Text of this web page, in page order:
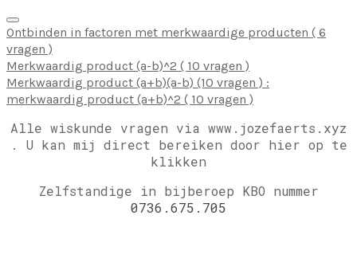
Ontbinden in factoren met merkwaardige producten ( 6
vragen )
Merkwaardig product (a-b)^2 ( 10 vragen )
Merkwaardig product (a+b)(a-b) (10 vragen ) :
merkwaardig product (a+b)^2 ( 10 vragen )
Alle wiskunde vragen via www.jozefaerts.xyz
. U kan mij direct bereiken door hier op te
klikken
Zelfstandige in bijberoep KBO nummer
0736.675.705